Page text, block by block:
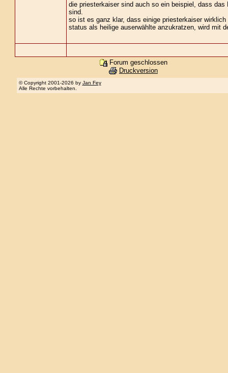
die priesterkaiser sind auch so ein beispiel, dass
sind.
so ist es ganz klar, dass einige priesterkaiser
status als heilige auserwählte anzukratzen, wird mit
Forum geschlossen
Druckversion
© Copyright 2001-2026 by Jan Fey
Alle Rechte vorbehalten.